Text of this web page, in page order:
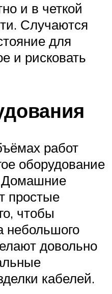
и в четкой
Случаются
для
и рисковать
работ
оборудование
Домашние
простые
чтобы
небольшого
довольно
кабелей.